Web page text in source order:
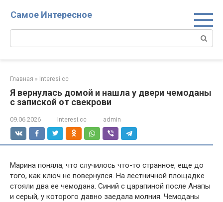
Самое Интересное
Поиск:
Главная » Interesi.cc
Я вернулась домой и нашла у двери чемоданы
с запиской от свекрови
09.06.2026 Interesi.cc admin
Марина поняла, что случилось что-то странное, еще до
того, как ключ не повернулся. На лестничной площадке
стояли два ее чемодана. Синий с царапиной после Анапы
и серый, у которого давно заедала молния. Чемоданы